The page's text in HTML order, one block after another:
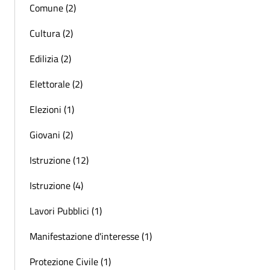
Comune (2)
Cultura (2)
Edilizia (2)
Elettorale (2)
Elezioni (1)
Giovani (2)
Istruzione (12)
Istruzione (4)
Lavori Pubblici (1)
Manifestazione d'interesse (1)
Protezione Civile (1)